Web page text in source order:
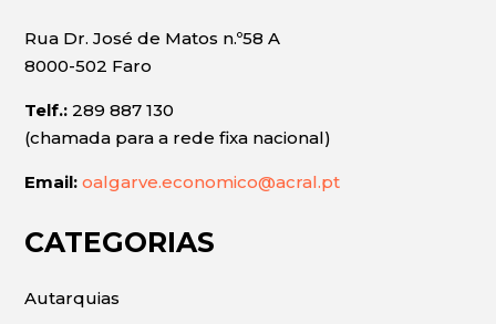
Rua Dr. José de Matos n.º58 A
8000-502 Faro
Telf.: 289 887 130
(chamada para a rede fixa nacional)
Email: oalgarve.economico@acral.pt
CATEGORIAS
Autarquias